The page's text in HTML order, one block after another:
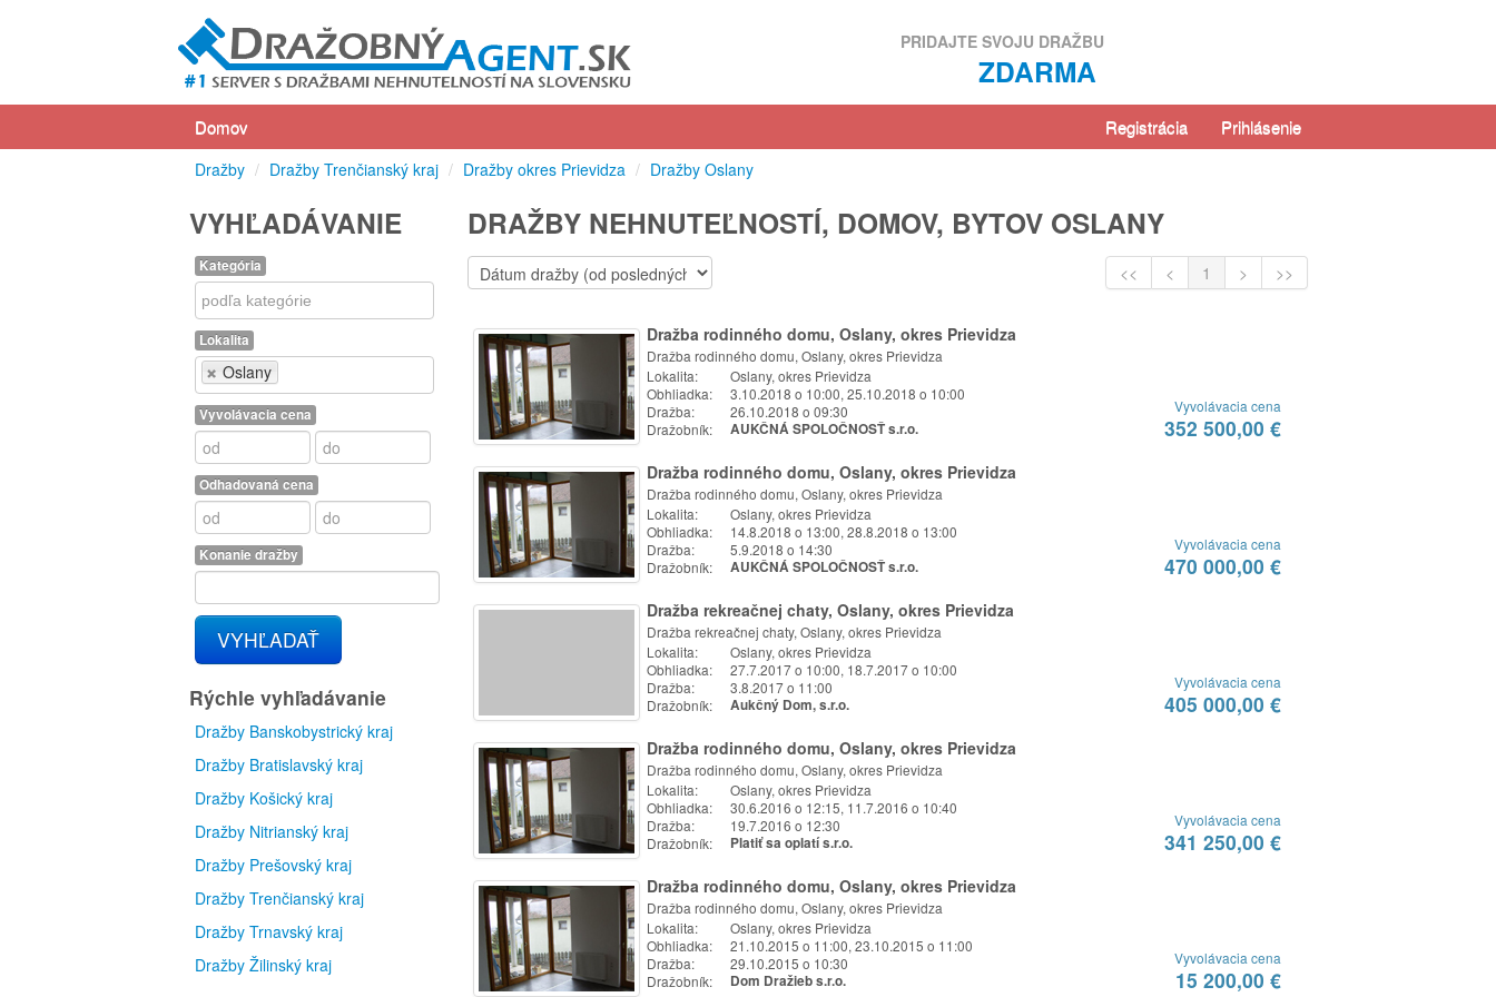
PRIDAJTE SVOJU DRAŽBU
ZDARMA
Domov Prihlásenie
Registrácia
Dražby / Dražby Trenčianský kraj / Dražby okres Prievidza / Dražby Oslany
VYHĽADÁVANIE
Kategória
Kategória
Lokalita
Oslany
Lokalita
Vyvolávacia cena
Odhadovaná cena
Konanie dražby
VYHĽADAŤ
Rýchle vyhľadávanie
Dražby Banskobystrický kraj
Dražby Bratislavský kraj
Dražby Košický kraj
Dražby Nitrianský kraj
Dražby Prešovský kraj
Dražby Trenčianský kraj
Dražby Trnavský kraj
Dražby Žilinský kraj
DRAŽBY NEHNUTEĽNOSTÍ, DOMOV, BYTOV OSLANY
<< < 1 > >>
Dražba rodinného domu, Oslany, okres Prievidza
Dražba rodinného domu, Oslany, okres Prievidza
Lokalita:
Oslany, okres Prievidza
Obhliadka:
3.10.2018 o 10:00, 25.10.2018 o 10:00
Dražba:
26.10.2018 o 09:30
Dražobník:
AUKČNÁ SPOLOČNOSŤ s.r.o.
Vyvolávacia cena
352 500,00 €
Dražba rodinného domu, Oslany, okres Prievidza
Dražba rodinného domu, Oslany, okres Prievidza
Lokalita:
Oslany, okres Prievidza
Obhliadka:
14.8.2018 o 13:00, 28.8.2018 o 13:00
Dražba:
5.9.2018 o 14:30
Dražobník:
AUKČNÁ SPOLOČNOSŤ s.r.o.
Vyvolávacia cena
470 000,00 €
Dražba rekreačnej chaty, Oslany, okres Prievidza
Dražba rekreačnej chaty, Oslany, okres Prievidza
Lokalita:
Oslany, okres Prievidza
Obhliadka:
27.7.2017 o 10:00, 18.7.2017 o 10:00
Dražba:
3.8.2017 o 11:00
Dražobník:
Aukčný Dom, s.r.o.
Vyvolávacia cena
405 000,00 €
Dražba rodinného domu, Oslany, okres Prievidza
Dražba rodinného domu, Oslany, okres Prievidza
Lokalita:
Oslany, okres Prievidza
Obhliadka:
30.6.2016 o 12:15, 11.7.2016 o 10:40
Dražba:
19.7.2016 o 12:30
Dražobník:
Platiť sa oplatí s.r.o.
Vyvolávacia cena
341 250,00 €
Dražba rodinného domu, Oslany, okres Prievidza
Dražba rodinného domu, Oslany, okres Prievidza
Lokalita:
Oslany, okres Prievidza
Obhliadka:
21.10.2015 o 11:00, 23.10.2015 o 11:00
Dražba:
29.10.2015 o 10:30
Dražobník:
Dom Dražieb s.r.o.
Vyvolávacia cena
15 200,00 €